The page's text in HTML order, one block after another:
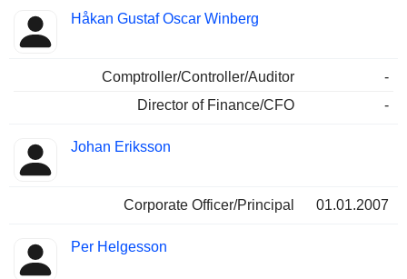
Håkan Gustaf Oscar Winberg
Comptroller/Controller/Auditor
-
Director of Finance/CFO
-
Johan Eriksson
Corporate Officer/Principal 01.01.2007
Per Helgesson